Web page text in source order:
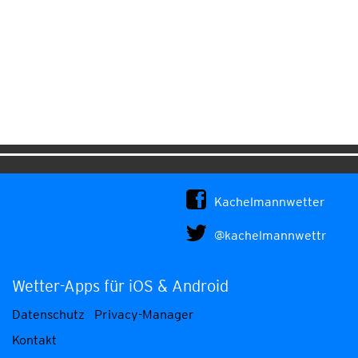
Kachelmannwetter
@kachelmannwettr
Wetter-Apps für iOS & Android
Datenschutz
Privacy-Manager
Kontakt